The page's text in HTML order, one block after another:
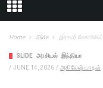
Home Slide இராமர்
SLIDE அரசியல் இந்தியா
/ JUNE 14, 2026 / அகிலேஷ் யாதவ்